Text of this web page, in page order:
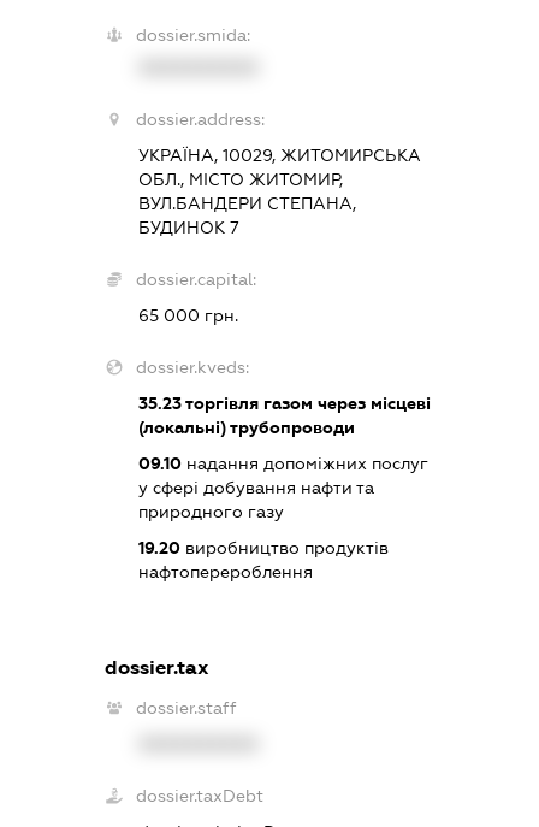
dossier.smida:
dossier.address:
УКРАЇНА, 10029, ЖИТОМИРСЬКА
ОБЛ., МІСТО ЖИТОМИР,
ВУЛ.БАНДЕРИ СТЕПАНА,
БУДИНОК 7
dossier.capital:
65 000 грн.
dossier.kveds:
35.23торгівля газом через місцеві
(локальні) трубопроводи
09.10надання допоміжних послуг
у сфері добування нафти та
природного газу
19.20виробництво продуктів
нафтоперероблення
dossier.tax
dossier.staff
dossier.taxDebt